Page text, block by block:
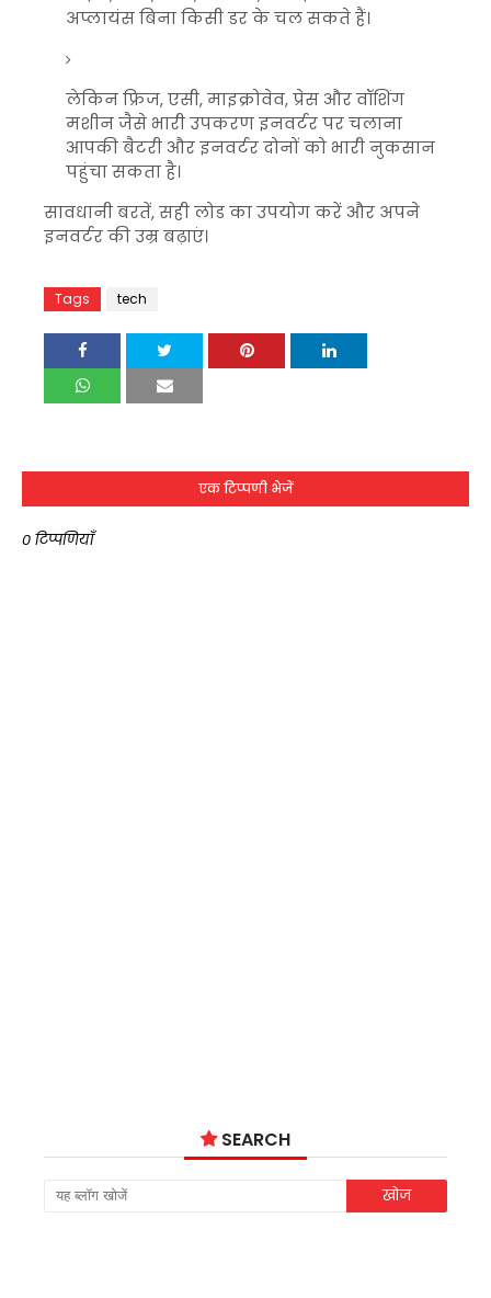
अप्लायंस बिना किसी डर के चल सकते हैं।
लेकिन फ्रिज, एसी, माइक्रोवेव, प्रेस और वॉशिंग
मशीन जैसे भारी उपकरण इनवर्टर पर चलाना
आपकी बैटरी और इनवर्टर दोनों को भारी नुकसान
पहुंचा सकता है।
सावधानी बरतें, सही लोड का उपयोग करें और अपने
इनवर्टर की उम्र बढ़ाएं।
Tags tech
एक टिप्पणी भेजें
0 टिप्पणियाँ
SEARCH